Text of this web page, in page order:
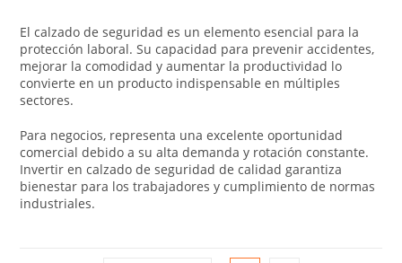
El calzado de seguridad es un elemento esencial para la
protección laboral. Su capacidad para prevenir accidentes,
mejorar la comodidad y aumentar la productividad lo
convierte en un producto indispensable en múltiples
sectores.
Para negocios, representa una excelente oportunidad
comercial debido a su alta demanda y rotación constante.
Invertir en calzado de seguridad de calidad garantiza
bienestar para los trabajadores y cumplimiento de normas
industriales.